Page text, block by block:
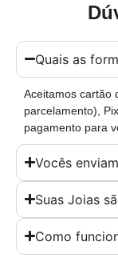
Quais as
Aceitamos cartão
parcelamento),
pagamento para
Vocês
Suas Joias
Como